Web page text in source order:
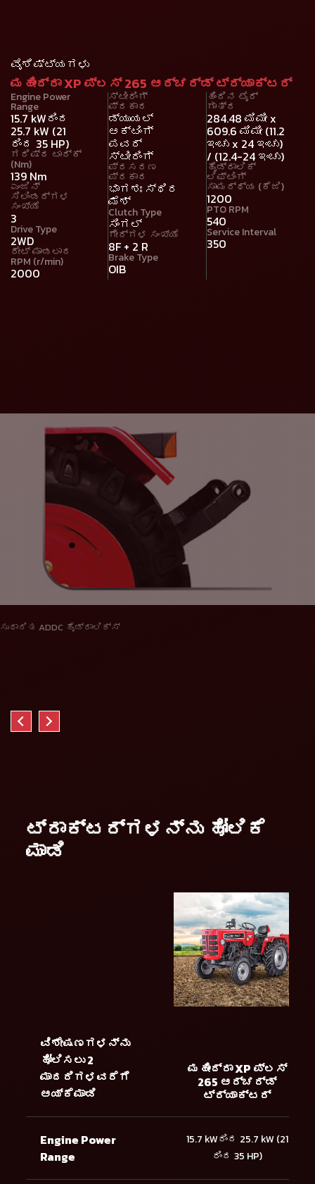
ವೈಶಿಷ್ಟ್ಯಗಳು
ಮಹೀಂದ್ರಾ XP ಪ್ಲಸ್ 265 ಆರ್ಚರ್ಡ್ ಟ್ರ್ಯಾಕ್ಟರ್
Engine Power
Range
15.7 kWರಿಂದ
25.7 kW (21
ರಿಂದ 35 HP)
ಗರಿಷ್ಠ ಟಾರ್ಕ್
(Nm)
139 Nm
ಎಂಜಿನ್
ಸಿಲಿಂಡರ್ಗಳ
ಸಂಖ್ಯೆ
3
Drive Type
2WD
ರೇಟ್ ಮಾಡಲಾದ
RPM (r/min)
2000
ಸ್ಟೀರಿಂಗ್
ಪ್ರಕಾರ
ಡ್ಯುಯಲ್
ಆಕ್ಟಿಂಗ್
ಪವರ್
ಸ್ಟೀರಿಂಗ್
ಪ್ರಸರಣ
ಪ್ರಕಾರ
ಭಾಗಶಃ ಸ್ಥಿರ
ಮೆಶ್
Clutch Type
ಸಿಂಗಲ್
ಗೇರ್‌ಗಳ ಸಂಖ್ಯೆ
8F + 2 R
Brake Type
OIB
ಹಿಂದಿನ ಟೈರ್
ಗಾತ್ರ
284.48 ಮಿಮೀ x
609.6 ಮಿಮೀ (11.2
ಇಂಚು x 24 ಇಂಚು)
/ (12.4-24 ಇಂಚು)
ಹೈಡ್ರಾಲಿಕ್
ಲಿಫ್ಟಿಂಗ್
ಸಾಮರ್ಥ್ಯ (ಕೆಜಿ)
1200
PTO RPM
540
Service Interval
350
ಸುಧಾರಿತ ADDC ಹೈಡ್ರಾಲಿಕ್ಸ್
ಟ್ರಾಕ್ಟರ್ಗಳನ್ನು ಹೋಲಿಕೆ
ಮಾಡಿ
ವಿಶೇಷಣಗಳನ್ನು
ಹೋಲಿಸಲು 2
ಮಾದರಿಗಳವರೆಗೆ
ಆಯ್ಕೆಮಾಡಿ
ಮಹೀಂದ್ರಾ XP ಪ್ಲಸ್
265 ಆರ್ಚರ್ಡ್
ಟ್ರ್ಯಾಕ್ಟರ್
Engine Power
Range
15.7 kWರಿಂದ 25.7 kW (21
ರಿಂದ 35 HP)